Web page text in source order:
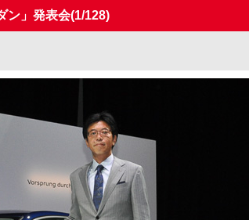
ン」発表会(1/128)